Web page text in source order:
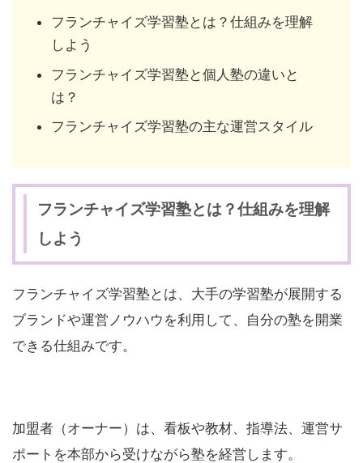
フランチャイズ学習塾とは？仕組みを理解
しよう
フランチャイズ学習塾と個人塾の違いと
は？
フランチャイズ学習塾の主な運営スタイル
フランチャイズ学習塾とは？仕組みを理解
しよう
フランチャイズ学習塾とは、大手の学習塾が展開する
ブランドや運営ノウハウを利用して、自分の塾を開業
できる仕組みです。
加盟者（オーナー）は、看板や教材、指導法、運営サ
ポートを本部から受けながら塾を経営します。